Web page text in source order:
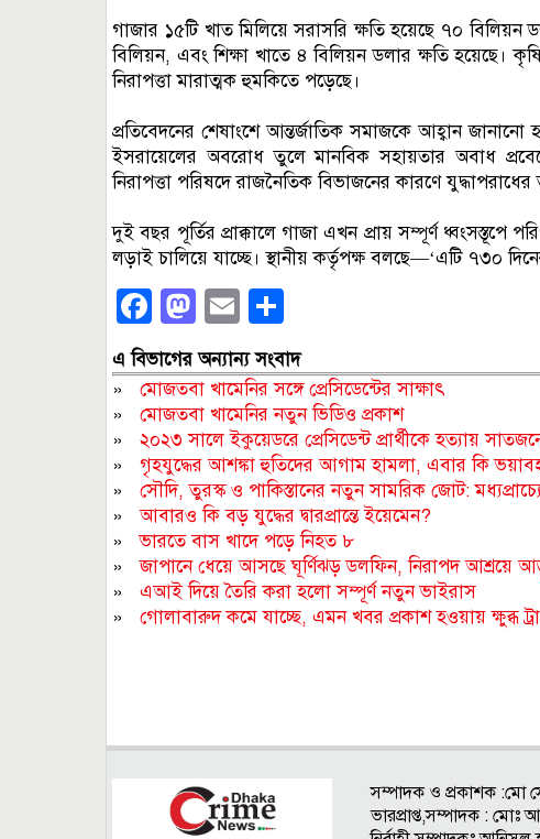
গাজার ১৫টি খাত মিলিয়ে সরাসরি ক্ষতি হয়েছে ৭০ বিলিয়ন
বিলিয়ন, এবং শিক্ষা খাতে ৪ বিলিয়ন ডলার ক্ষতি হয়েছে।
নিরাপত্তা মারাত্মক হুমকিতে পড়েছে।
প্রতিবেদনের শেষাংশে আন্তর্জাতিক সমাজকে আহ্বান
ইসরায়েলের অবরোধ তুলে মানবিক সহায়তার অবাধ
নিরাপত্তা পরিষদে রাজনৈতিক বিভাজনের কারণে
দুই বছর পূর্তির প্রাক্কালে গাজা এখন প্রায় সম্পূর্ণ ধ্বংসস্তূপে
লড়াই চালিয়ে যাচ্ছে। স্থানীয় কর্তৃপক্ষ বলছে—‘এটি ৭৩০
Facebook
Mastodon
Email
এ বিভাগের অন্যান্য সংবাদ
» মোজতবা খামেনির সঙ্গে প্রেসিডেন্টের সাক্ষাৎ
» মোজতবা খামেনির নতুন ভিডিও প্রকাশ
» ২০২৩ সালে ইকুয়েডরে প্রেসিডেন্ট প্রার্থীকে হত্যায়
» গৃহযুদ্ধের আশঙ্কা হুতিদের আগাম হামলা, এবার কি
» সৌদি, তুরস্ক ও পাকিস্তানের নতুন সামরিক জোট:
»আবারও কি বড় যুদ্ধের দ্বারপ্রান্তে ইয়েমেন?
»ভারতে বাস খাদে পড়ে নিহত ৮
»জাপানে ধেয়ে আসছে ঘূর্ণিঝড় ডলফিন, নিরাপদ আশ্রয়ে
» এআই দিয়ে তৈরি করা হলো সম্পূর্ণ নতুন ভাইরাস
» গোলাবারুদ কমে যাচ্ছে, এমন খবর প্রকাশ হওয়ায় ক্ষুব্ধ
সম্পাদক ও প্রকাশক :মো
ভারপ্রাপ্ত,সম্পাদক :